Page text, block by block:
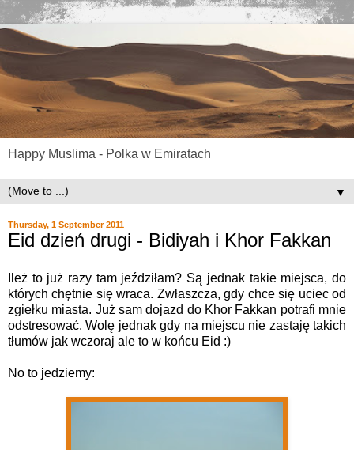
Happy Muslima - Polka w Emiratach
▼
Thursday, 1 September 2011
Eid dzień drugi - Bidiyah i Khor Fakkan
Ileż to już razy tam jeździłam? Są jednak takie miejsca, do
których chętnie się wraca. Zwłaszcza, gdy chce się uciec od
zgiełku miasta. Już sam dojazd do Khor Fakkan potrafi mnie
odstresować. Wolę jednak gdy na miejscu nie zastaję takich
tłumów jak wczoraj ale to w końcu Eid :)
No to jedziemy: